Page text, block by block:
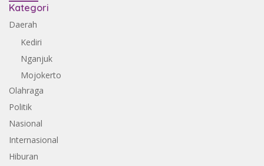
Kategori
Daerah
Kediri
Nganjuk
Mojokerto
Olahraga
Politik
Nasional
Internasional
Hiburan